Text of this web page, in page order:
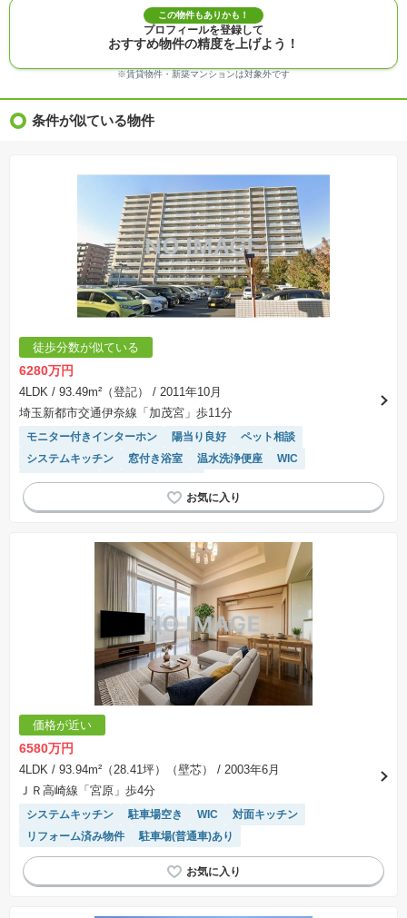
※建築条件付き土地価格には、建物価格は含まれません。
※物件情報は、原則として情報提供日の２日前に最終確認した情報です。
※完成予想図はいずれも外構、植栽、外観等実際のものとは多少異なることがあります。
※モデルルーム・モデルハウス・展示場・ショールームの画像の場合、今回販売の物件と異な
※ＣＧ合成の画像の場合、実際とは多少異なる場合があります。
※物件特徴：販売戸数が複数の物件は、全ての住戸に該当しない項目もあります。
※価格更新：物件価格が変更された日から１週間表示されます。
※土地（建築条件なし）で「建物プラン例」が表記してある時、そのプラン例は特定の建築請
負会社によるもので、当該建築請負会社以外で建てた場合、同様のものが同価格で建てられる
とは限りません。また建築請負会社を特定するものではありません。
※建築条件付き土地とは、その土地に建築する建物の建築請負契約が、一定期間内に成立する
ことを条件として売買される土地のことをいいます。建築請負契約成立に向けて設計プランを
協議するため、土地購入者が自己の希望する建物の設計協議をするために必要な相当の期間の
交渉期間が設定され、その期間内で希望を満たすプランが実現できたかどうかにより結論を出
します。なお、この期間は概ね3ヶ月程度とされています。納得のいくプランが出来ず、建築請
負契約が成立しない場合、土地売買契約は白紙に戻り、土地契約にかかった代金（土地代金、
手付金など）は名目のいかんに関わらず、全て返却されます。
※「本体価格」とは、課税対象物件においては「消費税を除いた建物価格」と「土地価格」の
合計額を指します。
表示されておりません。
※取引にかかる費用：物件の契約手続き、決済、引き渡し時にかかる費用を表示しています。
不動産会社によって表記有無が異なるため、ご自身で十分な確認をしていただくようにお願い
いたします。
場合があります。
この物件もありかも！
プロフィールを登録して
おすすめ物件の精度を上げよう！
※賃貸物件・新築マンションは対象外です
条件が似ている物件
徒歩分数が似ている
6280万円
4LDK / 93.49m²（登記）
/ 2011年10月
埼玉新都市交通伊奈線「加茂宮」歩11分
モニター付きインターホン 陽当り良好
ペット相談
システムキッチン
窓付き浴室 温水洗浄便座
WIC
対面キッチン
前面棟無 平坦地
価格が近い
6580万円
4LDK / 93.94m²（28.41坪）（壁芯）
/ 2003年6月
ＪＲ高崎線「宮原」歩4分
システムキッチン 駐車場空き WIC
対面キッチン
リフォーム済み物件
駐車場(普通車)あり